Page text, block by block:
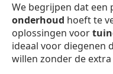
We begrijpen dat een
onderhoud hoeft te
oplossingen voor
ideaal voor diegenen
willen zonder de